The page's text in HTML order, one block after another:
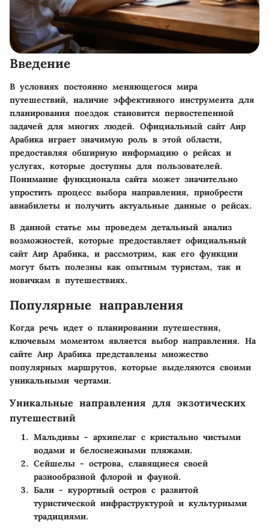
Введение
В условиях постоянно меняющегося мира
путешествий, наличие эффективного инструмента для
планирования поездок становится первостепенной
задачей для многих людей. Официальный сайт Аир
Арабика играет значимую роль в этой области,
предоставляя обширную информацию о рейсах и
услугах, которые доступны для пользователей.
Понимание функционала сайта может значительно
упростить процесс выбора направления, приобрести
авиабилеты и получить актуальные данные о рейсах.
В данной статье мы проведем детальный анализ
возможностей, которые предоставляет официальный
сайт Аир Арабика, и рассмотрим, как его функции
могут быть полезны как опытным туристам, так и
новичкам в путешествиях.
Популярные направления
Когда речь идет о планировании путешествия,
ключевым моментом является выбор направления. На
сайте Аир Арабикапредставлены множество
популярных маршрутов, которые выделяются своими
уникальными чертами.
Уникальные направления для экзотических
путешествий
Мальдивы - архипелаг с кристально чистыми
водами и белоснежными пляжами.
Сейшелы - острова, славящиеся своей
разнообразной флорой и фауной.
Бали - курортный остров с развитой
туристической инфраструктурой и культурными
традициями.